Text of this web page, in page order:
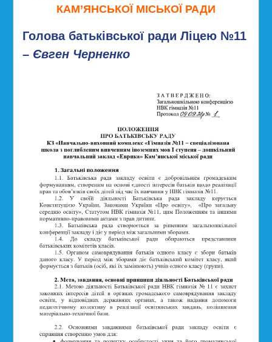
КАМ’ЯНСЬКОЇ МІСЬКОЇ РАДИ
Голова батьківської ради Ліцею №11
– Євген Черненко